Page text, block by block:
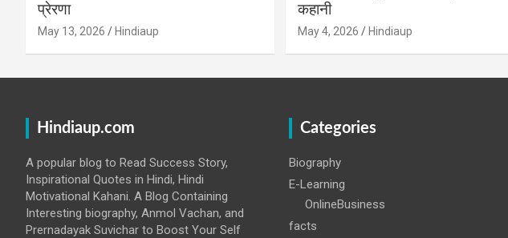
प्रेरणा
May 13, 2026 Hindiaup
कहानी
May 4, 2026 Hindiaup
Hindiaup.com
A popular blog to Read Success Story,
Inspirational Quotes in Hindi, Hindi
Motivational Kahani. A Blog Containing
Interesting biography, Anmol Vachan, and
Prernadayak Suvichar to Boost Your Self
Categories
Biography
E-Learning
OnlineBusiness
facts